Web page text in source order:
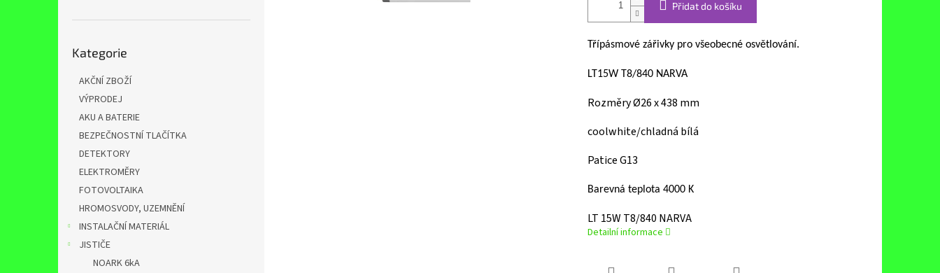
kategorie
Kategorie
AKČNÍ ZBOŽÍ
VÝPRODEJ
AKU A BATERIE
BEZPEČNOSTNÍ TLAČÍTKA
DETEKTORY
ELEKTROMĚRY
FOTOVOLTAIKA
HROMOSVODY, UZEMNĚNÍ
INSTALAČNÍ MATERIÁL
JISTIČE
NOARK 6kA
Přidat do košíku
Třípásmové zářivky pro všeobecné osvětlování.
LT15W T8/840 NARVA
Rozměry Ø26 x 438 mm
coolwhite/chladná bílá
Patice G13
Barevná teplota 4000 K
LT 15W T8/840 NARVA
Detailní informace